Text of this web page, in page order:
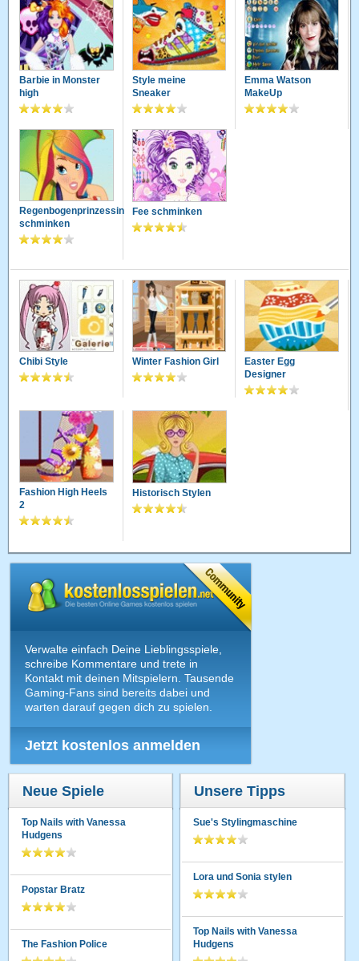
Barbie in Monster
high
Style meine
Sneaker
Emma Watson
MakeUp
Regenbogenprinzessin
schminken
Fee schminken
Chibi Style Winter Fashion Girl
Easter Egg
Designer
Fashion High Heels
2
Historisch Stylen
Verwalte einfach Deine Lieblingsspiele,
schreibe Kommentare und trete in
Kontakt mit deinen Mitspielern. Tausende
Gaming-Fans sind bereits dabei und
warten darauf gegen dich zu spielen.
Jetzt kostenlos anmelden
Neue Spiele
Top Nails with Vanessa
Hudgens
Popstar Bratz
The Fashion Police
Unsere Tipps
Sue's Stylingmaschine
Lora und Sonia stylen
Top Nails with Vanessa
Hudgens